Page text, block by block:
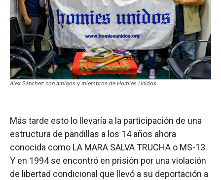
Alex Sánchez con amigos y miembros de Homies Unidos.
Más tarde esto lo llevaría a la participación de una
estructura de pandillas a los 14 años ahora
conocida como LA MARA SALVA TRUCHA o MS-13.
Y en 1994 se encontró en prisión por una violación
de libertad condicional que llevó a su deportación a